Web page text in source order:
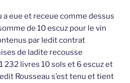
eue et receue comme dessus
de 10 escuz pour le vin
par ledit contrat
de ladite recousse
232 livres 10 sols et 6 escuz et
Rousseau s’est tenu et tient